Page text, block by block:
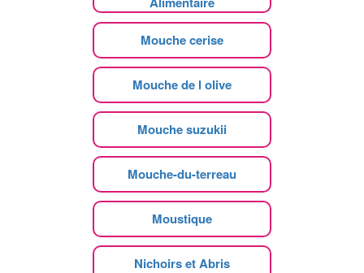
Mouche cerise
Mouche de l olive
Mouche suzukii
Mouche-du-terreau
Moustique
Nichoirs et Abris